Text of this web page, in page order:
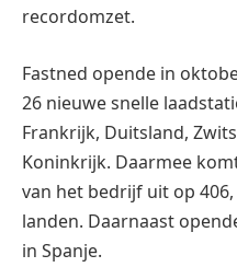
recordomzet.
Fastned opende in
26 nieuwe snelle
Frankrijk, Duitsland,
Koninkrijk. Daarmee
van het bedrijf uit op
landen. Daarnaast
in Spanje.